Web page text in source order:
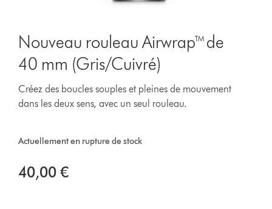
Nouveau rouleau Airwrap™ de
40 mm (Gris/Cuivré)
Créez des boucles souples et pleines de mouvement
dans les deux sens, avec un seul rouleau.
Actuellement en rupture de stock
40,00 €